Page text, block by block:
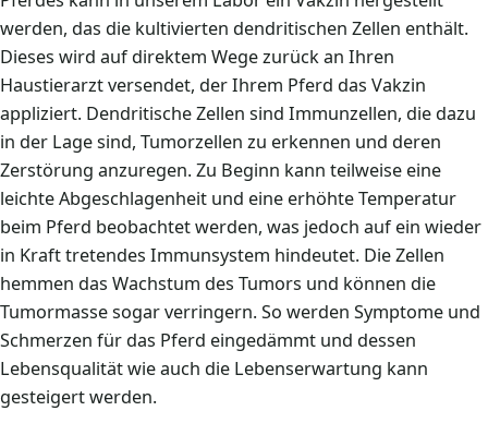
werden, das die kultivierten dendritischen Zellen enthält.
Dieses wird auf direktem Wege zurück an Ihren
Haustierarzt versendet, der Ihrem Pferd das Vakzin
appliziert. Dendritische Zellen sind Immunzellen, die dazu
in der Lage sind, Tumorzellen zu erkennen und deren
Zerstörung anzuregen. Zu Beginn kann teilweise eine
leichte Abgeschlagenheit und eine erhöhte Temperatur
beim Pferd beobachtet werden, was jedoch auf ein wieder
in Kraft tretendes Immunsystem hindeutet. Die Zellen
hemmen das Wachstum des Tumors und können die
Tumormasse sogar verringern. So werden Symptome und
Schmerzen für das Pferd eingedämmt und dessen
Lebensqualität wie auch die Lebenserwartung kann
gesteigert werden.